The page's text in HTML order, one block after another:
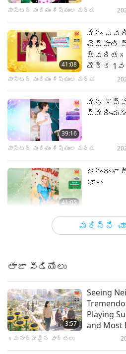
మరిన్ని
మాస్టర్ మరియు శిష్యుల మధ్య
41:08
మనం
చెప్పాలి
యొక్క 1వ
మాస్టర్ మరియు శిష్యుల మధ్య
39:16
మన గొప్ప
మాస్టర్ మరియు శిష్యుల మధ్య
41:05
ఆనందంగా
భాగం
మాస్టర్ మరియు శిష్యుల మధ్య
38:41
37:04
మధ్య
రూపాలు
10 యొక్క
తాజా వీడియోలు
3:57
Seeing
Playing
and Most
గమనార్హమైన వార్తలు